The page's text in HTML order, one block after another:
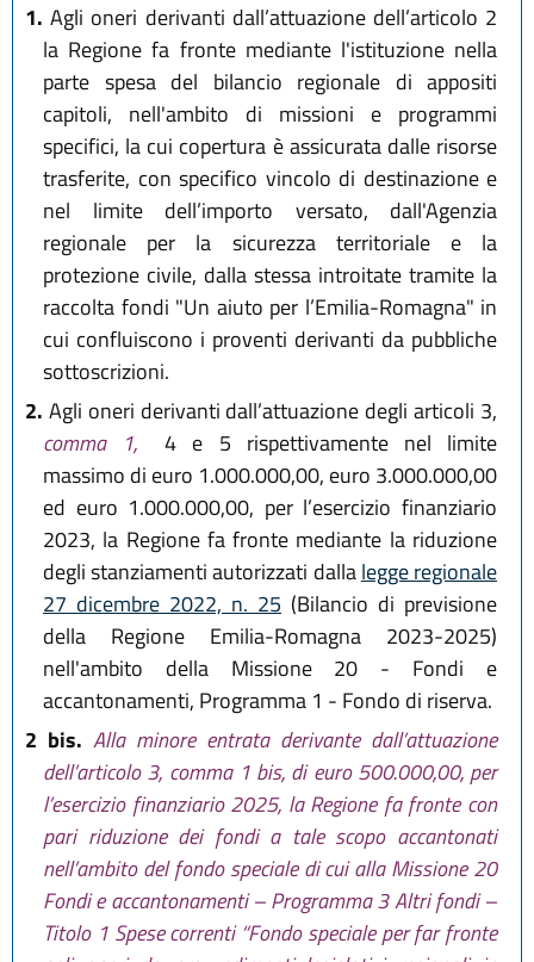
1. Agli oneri derivanti dall’attuazione dell’articolo 2
la Regione fa fronte mediante l'istituzione nella
parte spesa del bilancio regionale di appositi
capitoli, nell'ambito di missioni e programmi
specifici, la cui copertura è assicurata dalle risorse
trasferite, con specifico vincolo di destinazione e
nel limite dell’importo versato, dall'Agenzia
regionale per la sicurezza territoriale e la
protezione civile, dalla stessa introitate tramite la
raccolta fondi "Un aiuto per l’Emilia-Romagna" in
cui confluiscono i proventi derivanti da pubbliche
sottoscrizioni.
2. Agli oneri derivanti dall’attuazione degli articoli 3,
comma 1,
4 e 5 rispettivamente nel limite
massimo di euro 1.000.000,00, euro 3.000.000,00
ed euro 1.000.000,00, per l’esercizio finanziario
2023, la Regione fa fronte mediante la riduzione
degli stanziamenti autorizzati dallalegge regionale
27 dicembre 2022, n. 25 (Bilancio di previsione
della Regione Emilia-Romagna 2023-2025)
nell'ambito della Missione 20 - Fondi e
accantonamenti, Programma 1 - Fondo di riserva.
2 bis. Alla minore entrata derivante dall’attuazione
dell’articolo 3, comma 1 bis, di euro 500.000,00, per
l’esercizio finanziario 2025, la Regione fa fronte con
pari riduzione dei fondi a tale scopo accantonati
nell’ambito del fondo speciale di cui alla Missione 20
Fondi e accantonamenti – Programma 3 Altri fondi –
Titolo 1 Spese correnti “Fondo speciale per far fronte